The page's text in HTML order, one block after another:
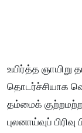
உயிர்த்த ஞாயிறு
தொடர்ச்சியாக
தம்மைக்
புலனாய்வுப்